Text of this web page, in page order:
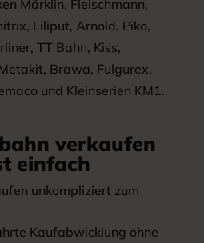
Märklin, Fleischmann,
Liliput, Arnold, Piko,
TT Bahn, Kiss,
Brawa, Fulgurex,
und Kleinserien KM1.
verkaufen
einfach
unkompliziert zum
Kaufabwicklung ohne